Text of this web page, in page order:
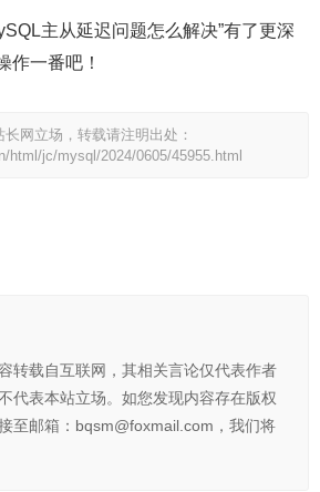
主从延迟问题怎么解决”有了更深
作一番吧！
网立场，转载请注明出处：
html/jc/mysql/2024/0605/45955.html
转载自互联网，其相关言论仅代表作者
代表本站立场。如您发现内容存在版权
至邮箱：bqsm@foxmail.com，我们将